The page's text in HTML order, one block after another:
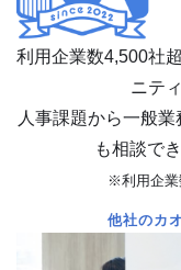
利用企業数4,500社超
ニテ
人事課題から一般業
も相談で
※利用企業
他社のカ